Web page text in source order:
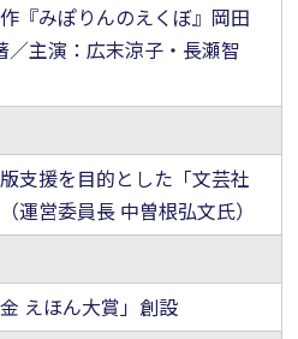
作『みぽりんのえくぼ』岡田
主演：広末涼子・長瀬智
支援を目的とした「文芸社
運営委員長 中曽根弘文氏）
えほん大賞」創設